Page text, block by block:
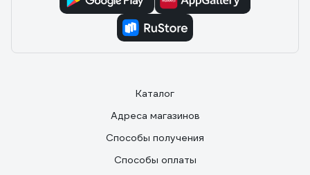
Каталог
Адреса магазинов
Способы получения
Способы оплаты